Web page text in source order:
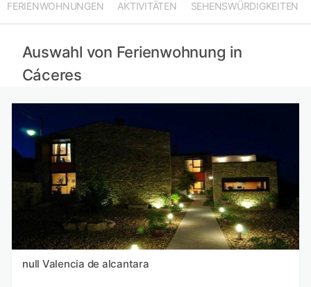
Ferienwohnungen in Toledo mieten
Ferienwohnungen in Ciudad Real mieten
FERIENWOHNUNGEN AKTIVITÄTEN SEHENSWÜRDIGKEITEN
Auswahl von Ferienwohnung in
Cáceres
null Valencia de alcantara